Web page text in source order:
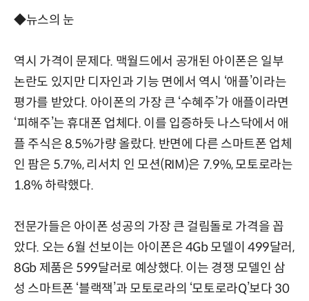
◆뉴스의 눈
역시 가격이 문제다. 맥월드에서 공개된 아이폰은 일부
논란도 있지만 디자인과 기능 면에서 역시 ‘애플’이라는
평가를 받았다. 아이폰의 가장 큰 ‘수혜주’가 애플이라면
‘피해주’는 휴대폰 업체다. 이를 입증하듯 나스닥에서 애
플 주식은 8.5%가량 올랐다. 반면에 다른 스마트폰 업체
인 팜은 5.7%, 리서치 인 모션(RIM)은 7.9%, 모토로라는
1.8% 하락했다.
전문가들은 아이폰 성공의 가장 큰 걸림돌로 가격을 꼽
았다. 오는 6월 선보이는 아이폰은 4Gb 모델이 499달러,
8Gb 제품은 599달러로 예상했다. 이는 경쟁 모델인 삼
성 스마트폰 ‘블랙잭’과 모토로라의 ‘모토로라Q’보다 30